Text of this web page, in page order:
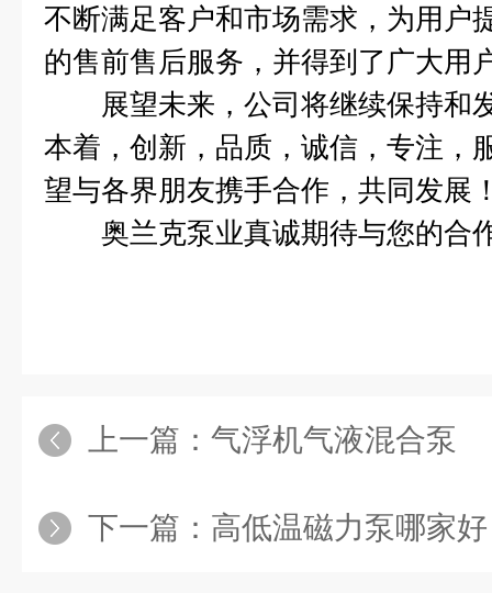
不断满足客户和市场需求，为用户
的售前售后服务，并得到了广大用
展望未来，公司将继续保持和
本着，创新，品质，诚信，专注，
望与各界朋友携手合作，共同发展
奥兰克泵业真诚期待与您的合
上一篇： 气浮机气液混合泵
下一篇： 高低温磁力泵哪家好